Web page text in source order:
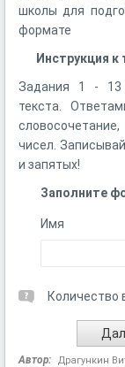
школы для
формате
Инструкция к
Задания 1 - 13
текста.
чисел.
и запятых!
Заполните
Имя
Количество
Автор: Драгункин